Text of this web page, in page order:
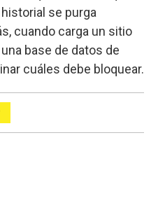
se purga
cuando carga un sitio
base de datos de
cuáles debe bloquear.